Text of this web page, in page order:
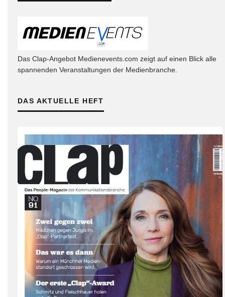
Das Clap-Angebot Medienevents.com zeigt auf einen Blick alle
spannenden Veranstaltungen der Medienbranche.
DAS AKTUELLE HEFT